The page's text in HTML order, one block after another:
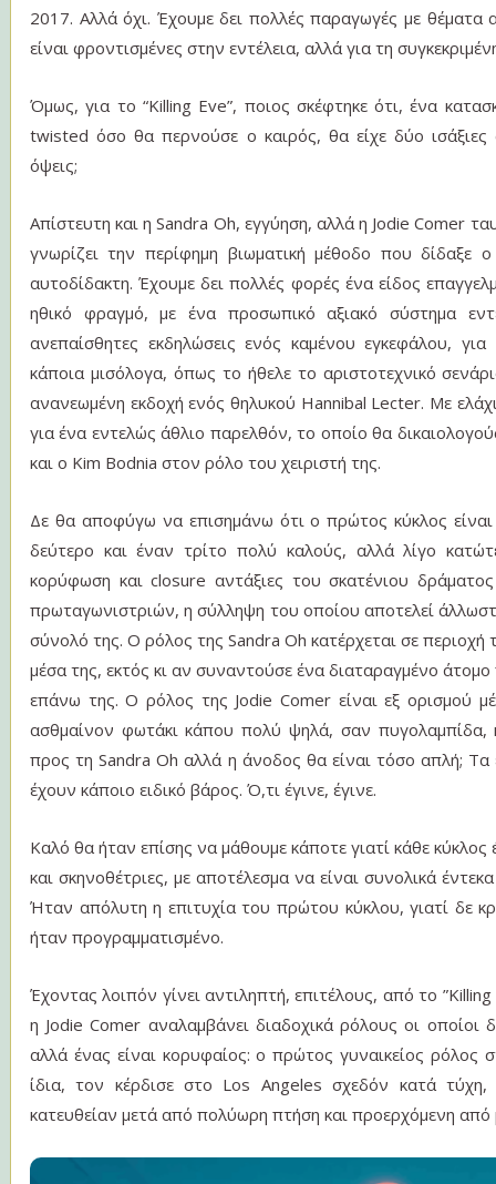
2017. Αλλά όχι. Έχουμε δει πολλές παραγωγές με θέματα
είναι φροντισμένες στην εντέλεια, αλλά για τη
Όμως, για το “Killing Eve”, ποιος σκέφτηκε ότι, ένα
twisted όσο θα περνούσε ο καιρός, θα είχε δύο
όψεις;
Απίστευτη και η Sandra Oh, εγγύηση, αλλά η Jodie Comer
γνωρίζει την περίφημη βιωματική μέθοδο που δίδαξε
αυτοδίδακτη. Έχουμε δει πολλές φορές ένα είδος
ηθικό φραγμό, με ένα προσωπικό αξιακό σύστημα
ανεπαίσθητες εκδηλώσεις ενός καμένου εγκεφάλου,
κάποια μισόλογα, όπως το ήθελε το αριστοτεχνικό
ανανεωμένη εκδοχή ενός θηλυκού Hannibal Lecter. Με
για ένα εντελώς άθλιο παρελθόν, το οποίο θα
και ο Kim Bodnia στον ρόλο του χειριστή της.
Δε θα αποφύγω να επισημάνω ότι ο πρώτος κύκλος
δεύτερο και έναν τρίτο πολύ καλούς, αλλά λίγο
κορύφωση και closure αντάξιες του σκατένιου
πρωταγωνιστριών, η σύλληψη του οποίου αποτελεί
σύνολό της. Ο ρόλος της Sandra Oh κατέρχεται σε
μέσα της, εκτός κι αν συναντούσε ένα διαταραγμένο
επάνω της. Ο ρόλος της Jodie Comer είναι εξ ορισμού
ασθμαίνον φωτάκι κάπου πολύ ψηλά, σαν πυγολαμπίδα,
προς τη Sandra Oh αλλά η άνοδος θα είναι τόσο απλή; Τα
έχουν κάποιο ειδικό βάρος. Ό,τι έγινε, έγινε.
Καλό θα ήταν επίσης να μάθουμε κάποτε γιατί κάθε
και σκηνοθέτριες, με αποτέλεσμα να είναι συνολικά
Ήταν απόλυτη η επιτυχία του πρώτου κύκλου, γιατί δε
ήταν προγραμματισμένο.
Έχοντας λοιπόν γίνει αντιληπτή, επιτέλους, από το
η Jodie Comer αναλαμβάνει διαδοχικά ρόλους οι οποίοι
αλλά ένας είναι κορυφαίος: ο πρώτος γυναικείος ρόλος
ίδια, τον κέρδισε στο Los Angeles σχεδόν κατά
κατευθείαν μετά από πολύωρη πτήση και προερχόμενη από